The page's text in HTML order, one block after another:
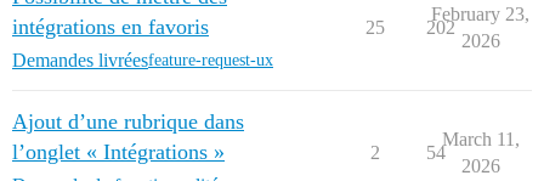
intégrations en favoris
Demandes livréesfeature-request-ux
25 202
February 23,
2026
Ajout d’une rubrique dans
l’onglet « Intégrations »
2 54
March 11,
2026